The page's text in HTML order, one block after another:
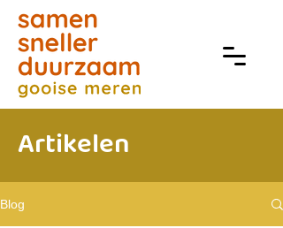
Artikelen
Blog